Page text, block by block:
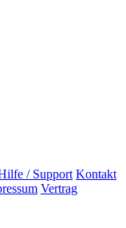
/ Support Kontakt
Vertrag